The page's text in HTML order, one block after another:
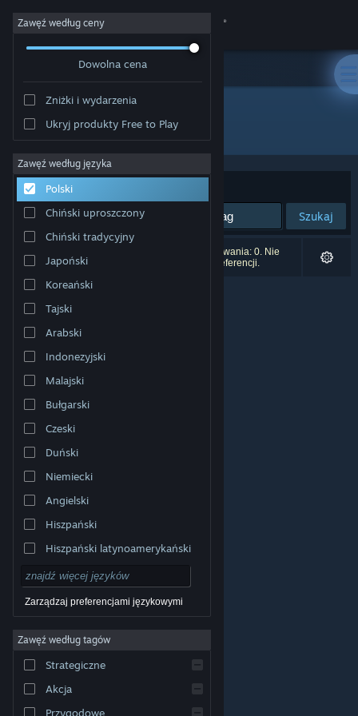
Zaloguj się
Społeczność
Informacje
Wsparcie
Zmień język
Pobierz aplikację mobilną Steam
Wersja przeglądarkowa
© Valve Corporation. Wszelkie prawa zastrzeżone.
właścicieli w Stanach Zjednoczonych i innych krajach.
dostępu
Umowa użytkownika Steam
pieniędzy |Ciasteczka
Zawęź według ceny
Dowolna cena
Zniżki i wydarzenia
Ukryj produkty Free to Play
Zawęź według języka
Polski
Chiński uproszczony
Chiński tradycyjny
Japoński
Koreański
Tajski
Arabski
Indonezyjski
Malajski
Bułgarski
Czeski
Duński
Niemiecki
Angielski
Hiszpański
Hiszpański latynoamerykański
Zarządzaj preferencjami językowymi
Zawęź według tagów
Strategiczne
Akcja
Przygodowe
Wydawca: Kayisoft
Sortuj według:
Szukaj
Liczba wyników pasujących do twojego wyszukiwania: 0. Nie
uwzględniono 2 tytułów na podstawie twoich preferencji.